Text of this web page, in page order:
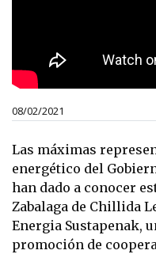
08/02/2021
Las máximas
energético del
han dado a conocer
Zabalaga de Chillida
Energia Sustapenak,
promoción de